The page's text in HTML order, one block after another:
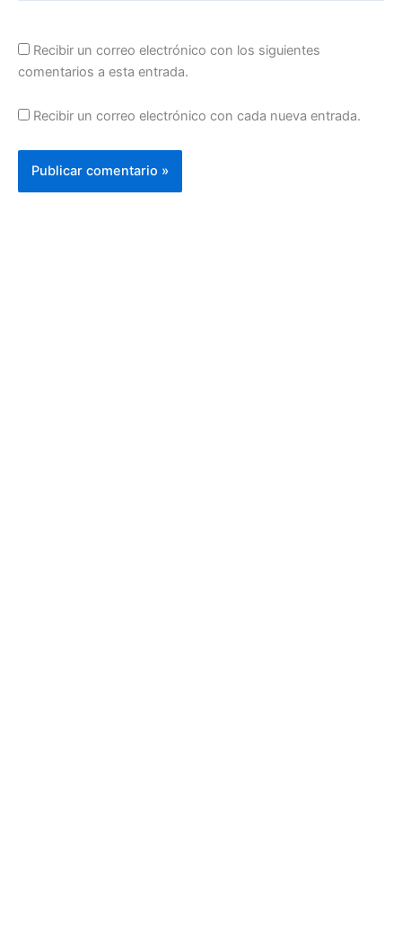
Recibir un correo electrónico con los siguientes
comentarios a esta entrada.
Recibir un correo electrónico con cada nueva entrada.